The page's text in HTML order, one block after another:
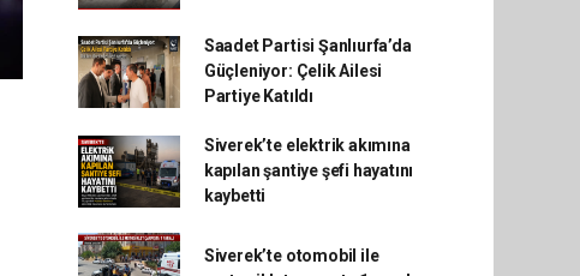
Saadet Partisi Şanlıurfa’da
Güçleniyor: Çelik Ailesi
Partiye Katıldı
Siverek’te elektrik akımına
kapılan şantiye şefi hayatını
kaybetti
Siverek’te otomobil ile